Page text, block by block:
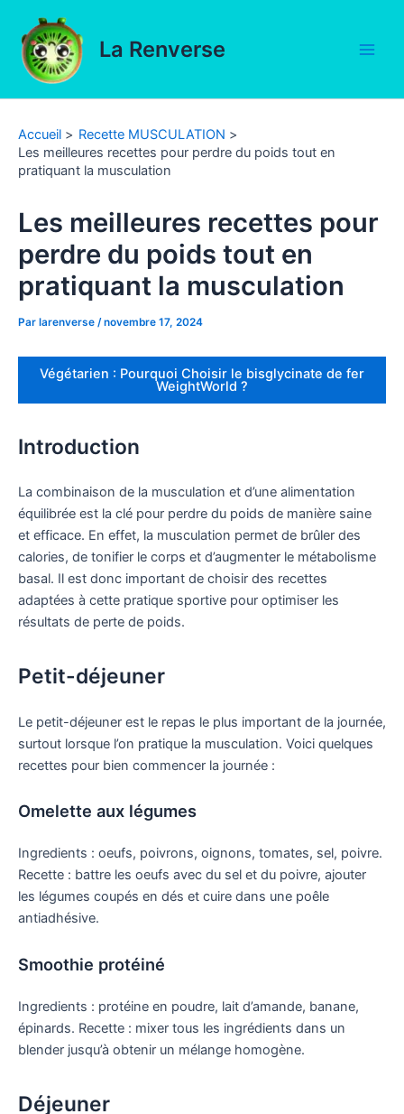
contenu
La Renverse
Accueil
Recette MUSCULATION
Les meilleures recettes pour perdre du poids tout en
pratiquant la musculation
Les meilleures recettes pour
perdre du poids tout en
pratiquant la musculation
Par larenverse /novembre 17, 2024
Végétarien : Pourquoi Choisir le bisglycinate de fer
WeightWorld ?
Introduction
La combinaison de la musculation et d’une alimentation
équilibrée est la clé pour perdre du poids de manière saine
et efficace. En effet, la musculation permet de brûler des
calories, de tonifier le corps et d’augmenter le métabolisme
basal. Il est donc important de choisir des recettes
adaptées à cette pratique sportive pour optimiser les
résultats de perte de poids.
Petit-déjeuner
Le petit-déjeuner est le repas le plus important de la journée,
surtout lorsque l’on pratique la musculation. Voici quelques
recettes pour bien commencer la journée :
Omelette aux légumes
Ingredients : oeufs, poivrons, oignons, tomates, sel, poivre.
Recette : battre les oeufs avec du sel et du poivre, ajouter
les légumes coupés en dés et cuire dans une poêle
antiadhésive.
Smoothie protéiné
Ingredients : protéine en poudre, lait d’amande, banane,
épinards. Recette : mixer tous les ingrédients dans un
blender jusqu’à obtenir un mélange homogène.
Déjeuner